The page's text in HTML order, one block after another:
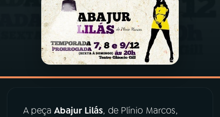
PROGRAMAS
PODCASTS
A peçaAbajur Lilás, de Plínio Marcos,